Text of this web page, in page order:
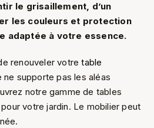
le grisaillement, d’un
les couleurs et protection
adaptée à votre essence.
renouveler votre table
ne supporte pas les aléas
notre gamme de tables
votre jardin. Le mobilier peut